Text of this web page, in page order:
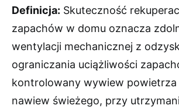
Definicja: Skuteczność
zapachów w domu oznacza
wentylacji mechanicznej z
ograniczania uciążliwości
kontrolowany wywiew powietrza
nawiew świeżego, przy